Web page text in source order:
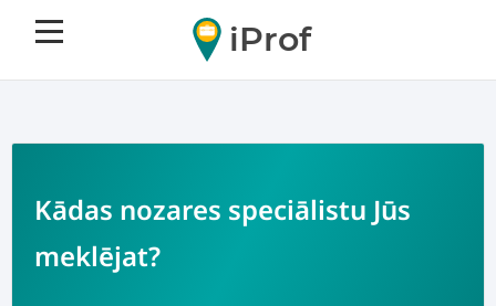
iProf
Kādas nozares speciālistu Jūs
meklējat?